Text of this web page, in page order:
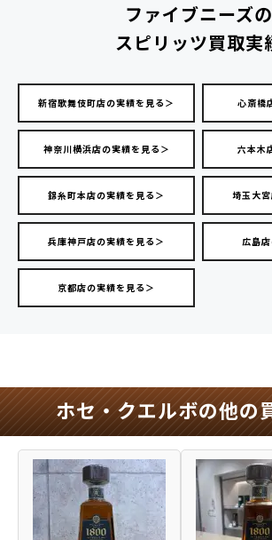
ファイブニーズの
スピリッツ買取実
新宿歌舞伎町店の実績を見る＞ 心斎橋
神奈川横浜店の実績を見る＞ 六本木
錦糸町本店の実績を見る＞ 埼玉大
兵庫神戸店の実績を見る＞ 広島
京都店の実績を見る＞
ホセ・クエルボの他の